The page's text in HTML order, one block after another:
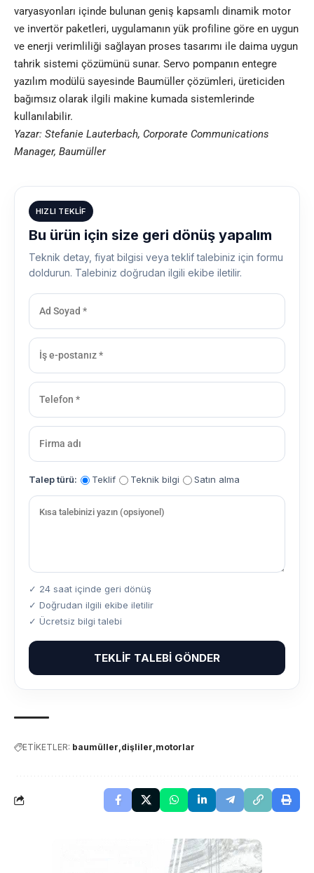
varyasyonları içinde bulunan geniş kapsamlı dinamik motor
ve invertör paketleri, uygulamanın yük profiline göre en uygun
ve enerji verimliliği sağlayan proses tasarımı ile daima uygun
tahrik sistemi çözümünü sunar. Servo pompanın entegre
yazılım modülü sayesinde Baumüller çözümleri, üreticiden
bağımsız olarak ilgili makine kumada sistemlerinde
kullanılabilir.
Yazar: Stefanie Lauterbach, Corporate Communications
Manager, Baumüller
HIZLI TEKLIF
Bu ürün için size geri dönüş yapalım
Teknik detay, fiyat bilgisi veya teklif talebiniz için formu
doldurun. Talebiniz doğrudan ilgili ekibe iletilir.
Talep türü: Teklif Teknik bilgi Satın alma
✓ 24 saat içinde geri dönüş
✓ Doğrudan ilgili ekibe iletilir
✓ Ücretsiz bilgi talebi
TEKLIF TALEBI GÖNDER
ETİKETLER: baumüller dişliler motorlar